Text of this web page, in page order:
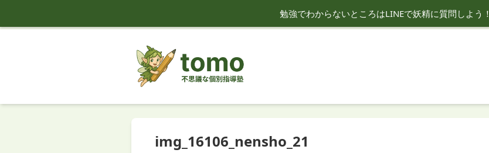
勉強でわからないところはLINEで妖精に質問しよう！
tomo
img_16106_nensho_21